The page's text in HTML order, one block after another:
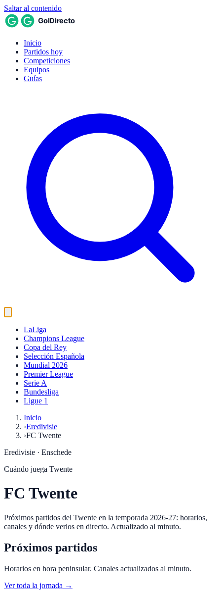
Saltar al contenido
Inicio
Partidos hoy
Competiciones
Equipos
Guías
LaLiga
Champions League
Copa del Rey
Selección Española
Mundial 2026
Premier League
Serie A
Bundesliga
Ligue 1
Inicio
›Eredivisie
›FC Twente
Eredivisie · Enschede
Cuándo juega Twente
FC Twente
Próximos partidos del Twente en la temporada 2026-27: horarios,
canales y dónde verlos en directo. Actualizado al minuto.
Próximos partidos
Horarios en hora peninsular. Canales actualizados al minuto.
Ver toda la jornada →